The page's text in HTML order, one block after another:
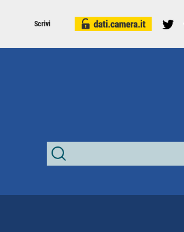
Scrivi